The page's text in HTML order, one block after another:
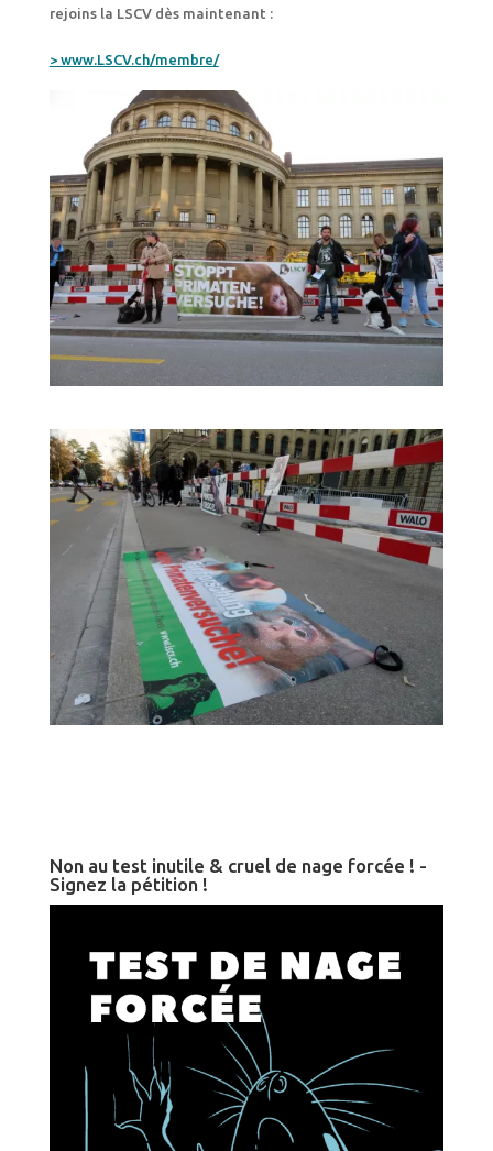
rejoins la LSCV dès maintenant :
> www.LSCV.ch/membre/
Non au test inutile & cruel de nage forcée ! -
Signez la pétition !